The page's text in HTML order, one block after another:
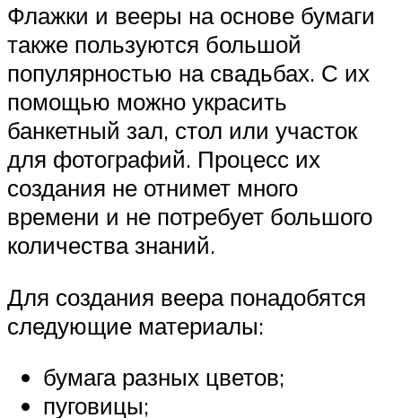
Флажки и вееры на основе бумаги
также пользуются большой
популярностью на свадьбах. С их
помощью можно украсить
банкетный зал, стол или участок
для фотографий. Процесс их
создания не отнимет много
времени и не потребует большого
количества знаний.
Для создания веера понадобятся
следующие материалы:
бумага разных цветов;
пуговицы;